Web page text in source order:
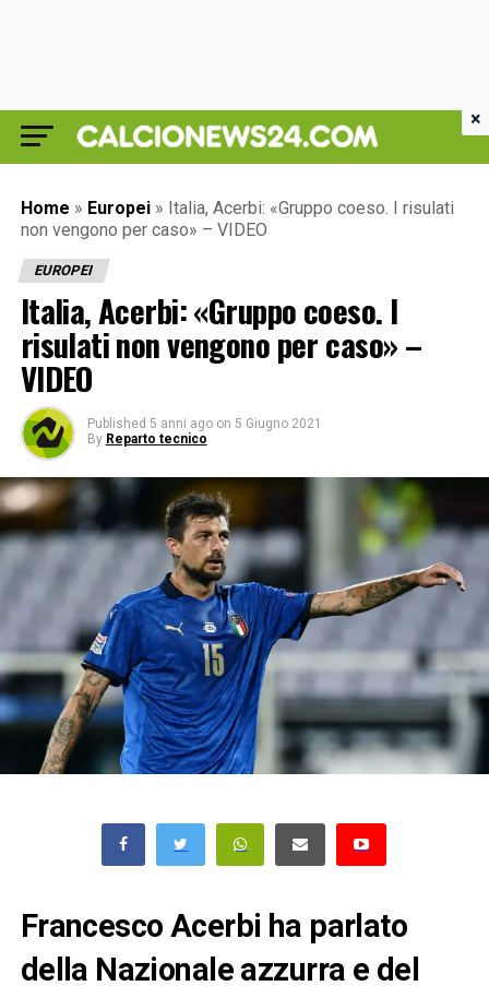
Home » Europei » Italia, Acerbi: «Gruppo coeso. I risulati
non vengono per caso» – VIDEO
EUROPEI
Italia, Acerbi: «Gruppo coeso. I
risulati non vengono per caso» –
VIDEO
Published 5 anni ago on 5 Giugno 2021
By Reparto tecnico
Francesco Acerbi ha parlato
della Nazionale azzurra e del
×